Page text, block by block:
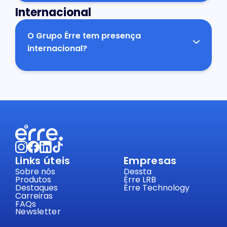
que não exista uma vaga em aberto.
Internacional
O Grupo Érre tem presença
internacional?
Links úteis
Sobre nós
Produtos
Destaques
Carreiras
FAQs
Newsletter
Empresas
Dessta
Érre LRB
Érre Technology